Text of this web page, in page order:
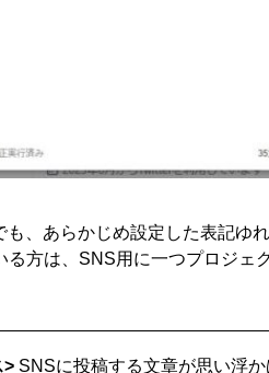
、あらかじめ設定した表記ゆ
方は、SNS用に一つプロジェ
> SNSに投稿する文章が思い浮